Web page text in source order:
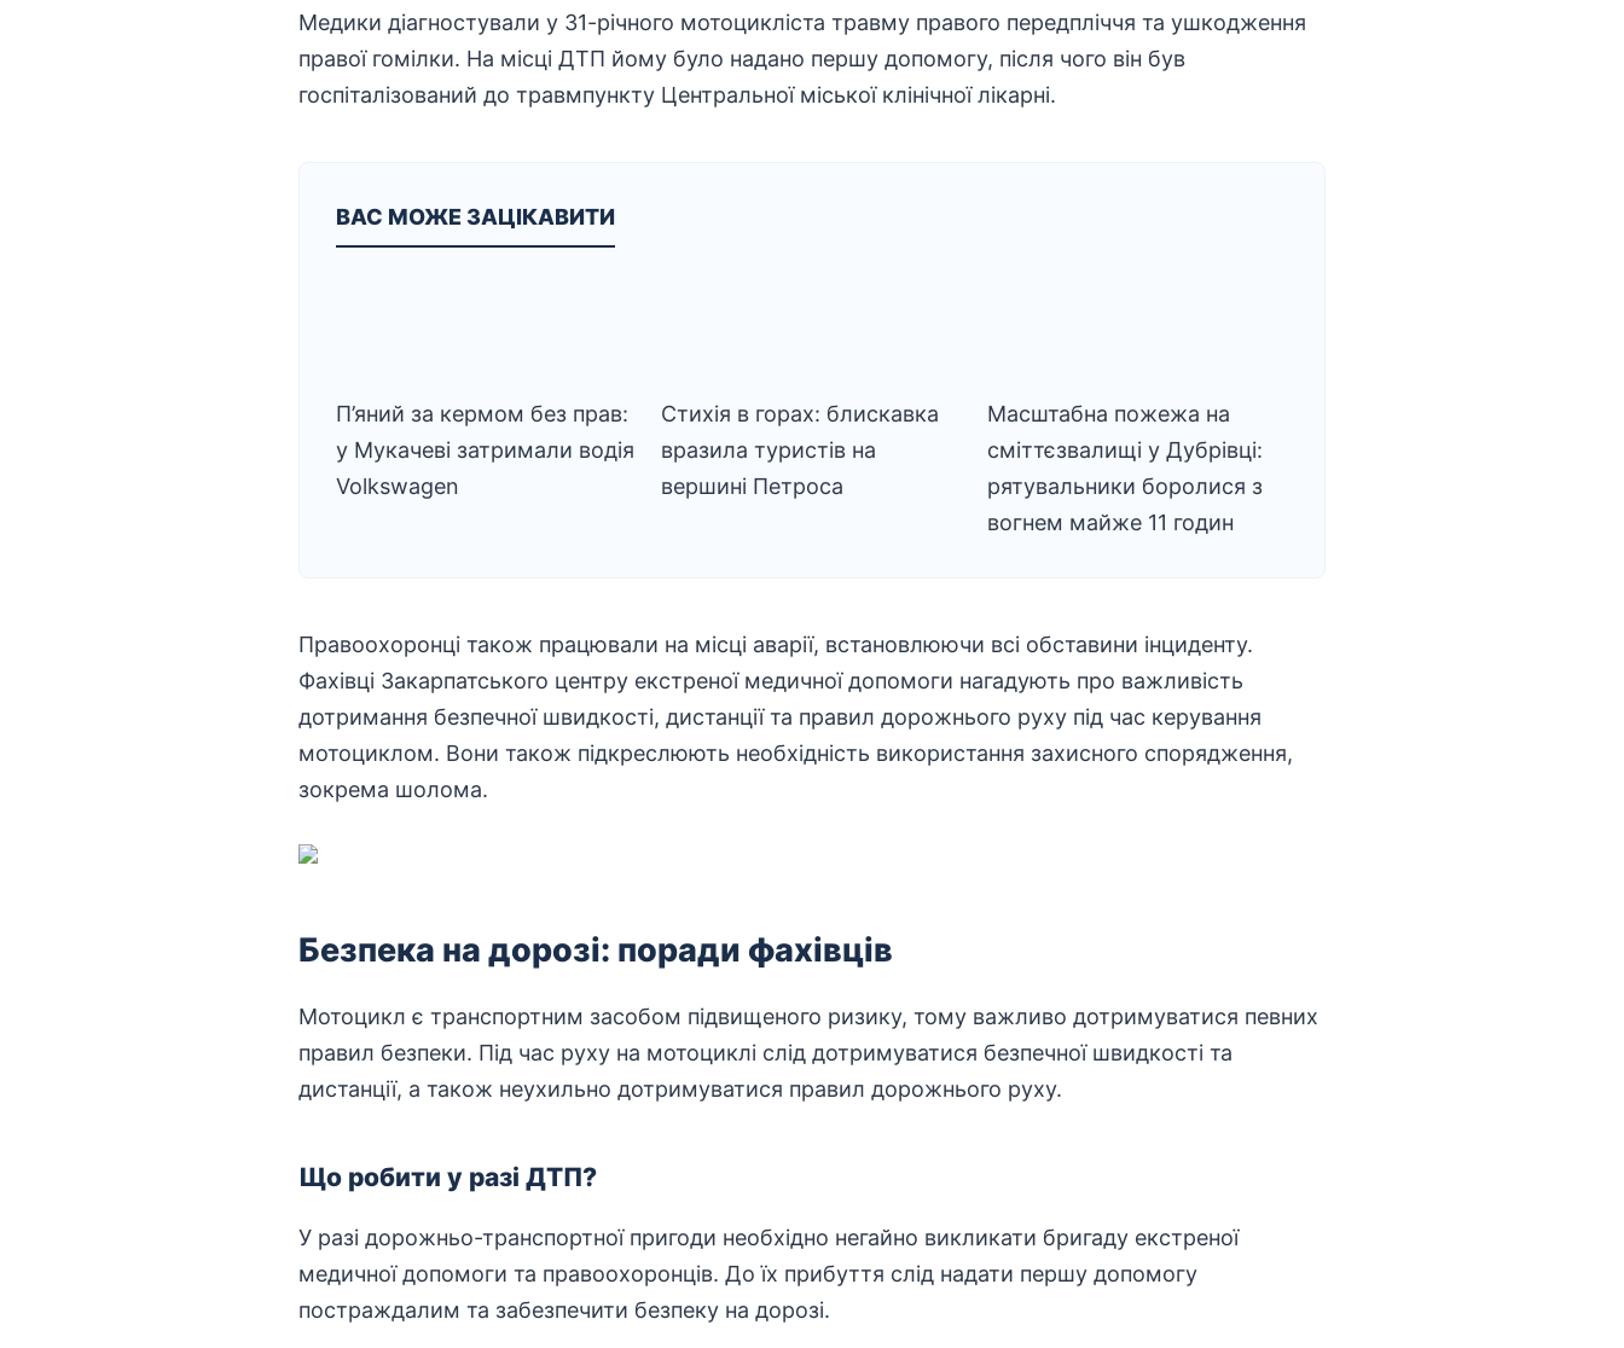
Медики діагностували у 31-річного мотоцикліста травму правого передпліччя та ушкодження
правої гомілки. На місці ДТП йому було надано першу допомогу, після чого він був
госпіталізований до травмпункту Центральної міської клінічної лікарні.
ВАС МОЖЕ ЗАЦІКАВИТИ
П’яний за кермом без прав:
у Мукачеві затримали водія
Volkswagen
Стихія в горах: блискавка
вразила туристів на
вершині Петроса
Масштабна пожежа на
сміттєзвалищі у Дубрівці:
рятувальники боролися з
вогнем майже 11 годин
Правоохоронці також працювали на місці аварії, встановлюючи всі обставини інциденту.
Фахівці Закарпатського центру екстреної медичної допомоги нагадують про важливість
дотримання безпечної швидкості, дистанції та правил дорожнього руху під час керування
мотоциклом. Вони також підкреслюють необхідність використання захисного спорядження,
зокрема шолома.
Безпека на дорозі: поради фахівців
Мотоцикл є транспортним засобом підвищеного ризику, тому важливо дотримуватися певних
правил безпеки. Під час руху на мотоциклі слід дотримуватися безпечної швидкості та
дистанції, а також неухильно дотримуватися правил дорожнього руху.
Що робити у разі ДТП?
У разі дорожньо-транспортної пригоди необхідно негайно викликати бригаду екстреної
медичної допомоги та правоохоронців. До їх прибуття слід надати першу допомогу
постраждалим та забезпечити безпеку на дорозі.